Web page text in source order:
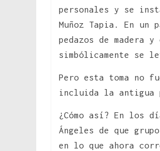
personales y se
Muñoz Tapia. En un
pedazos de madera
simbólicamente se
Pero esta toma no
incluida la antigua
¿Cómo así? En los
Ángeles de que
en lo que ahora